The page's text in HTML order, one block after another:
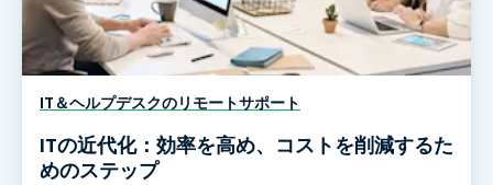
IT＆ヘルプデスクのリモートサポート
ITの近代化：効率を高め、コストを削減するた
めのステップ